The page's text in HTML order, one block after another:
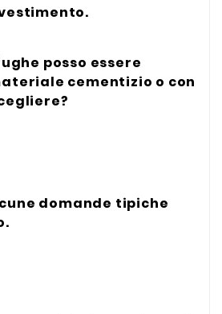
posso essere
cementizio o con
domande tipiche